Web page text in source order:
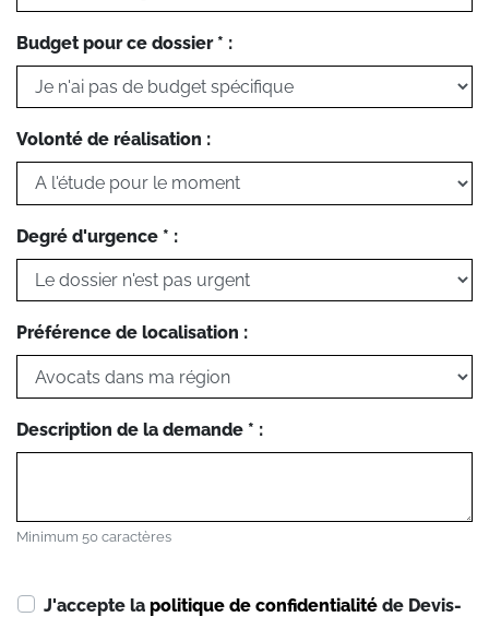
Budget pour ce dossier * :
Volonté de réalisation :
Degré d'urgence * :
Préférence de localisation :
Description de la demande * :
Minimum 50 caractères
J'accepte la politique de confidentialité de Devis-